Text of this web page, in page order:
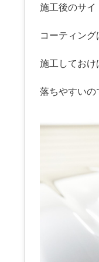
施工後のサイ
コーティング
施工しておけ
落ちやすいの